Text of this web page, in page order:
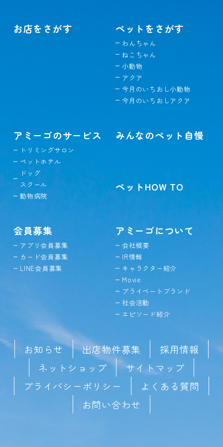
お店をさがす ペットをさがす
わんちゃん
ねこちゃん
小動物
アクア
今月のいちおし小動物
今月のいちおしアクア
アミーゴのサービス
トリミングサロン
ペットホテル
ドッグ
スクール
動物病院
みんなのペット自慢
ペットHOW TO
会員募集
アプリ会員募集
カード会員募集
LINE会員募集
アミーゴについて
会社概要
IR情報
キャラクター紹介
Movie
プライベートブランド
社会活動
エピソード紹介
お知らせ 出店物件募集
採用情報
ネットショップ
サイトマップ
プライバシーポリシー
よくある質問
お問い合わせ